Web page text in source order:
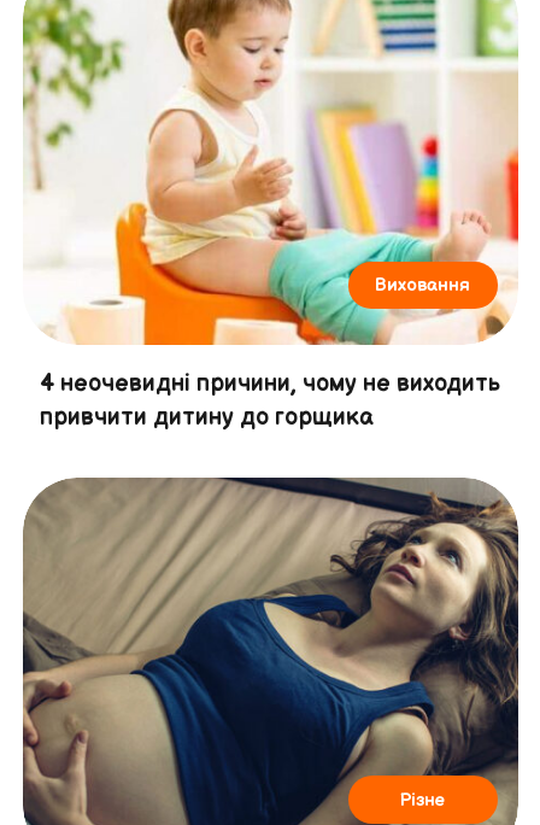
Виховання
4 неочевидні причини, чому не виходить
привчити дитину до горщика
Різне